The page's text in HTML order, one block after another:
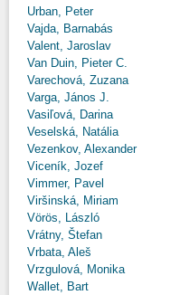
Urban, Peter
Vajda, Barnabás
Valent, Jaroslav
Van Duin, Pieter C.
Varechová, Zuzana
Varga, János J.
Vasiľová, Darina
Veselská, Natália
Vezenkov, Alexander
Viceník, Jozef
Vimmer, Pavel
Viršinská, Miriam
Vörös, László
Vrátny, Štefan
Vrbata, Aleš
Vrzgulová, Monika
Wallet, Bart